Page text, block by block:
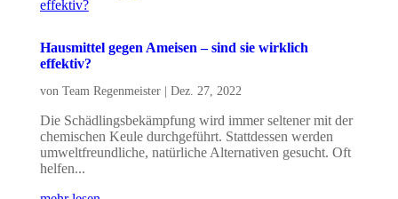
Hausmittel gegen Ameisen – sind sie wirklich
effektiv?
von Team Regenmeister| Dez. 27, 2022
Die Schädlingsbekämpfung wird immer seltener mit der
chemischen Keule durchgeführt. Stattdessen werden
umweltfreundliche, natürliche Alternativen gesucht. Oft
helfen...